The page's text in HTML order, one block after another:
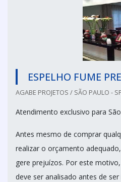
ESPELHO FUME
AGABE PROJETOS / SÃO PAULO -
Atendimento exclusivo para
Antes mesmo de comprar
realizar o orçamento
gere prejuízos. Por este
deve ser analisado antes de